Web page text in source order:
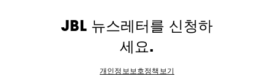
JBL 뉴스레터를 신청하
세요.
개인정보보호정책보기